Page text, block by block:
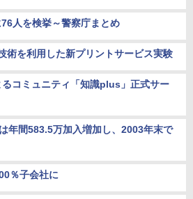
人を検挙～警察庁まとめ
術を利用した新プリントサービス実験
コミュニティ「知識plus」正式サー
年間583.5万加入増加し、2003年末で
％子会社に